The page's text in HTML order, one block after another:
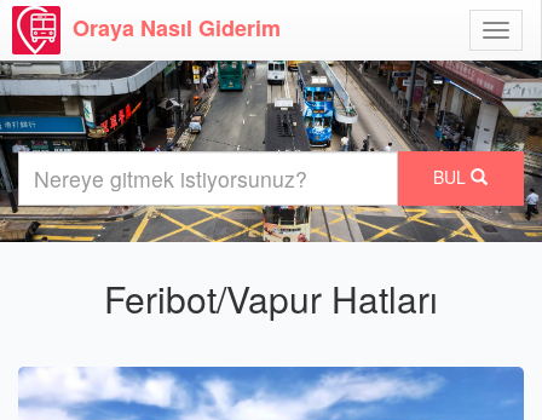
Aç
Oraya Nasıl Giderim
BUL
Feribot/Vapur Hatları